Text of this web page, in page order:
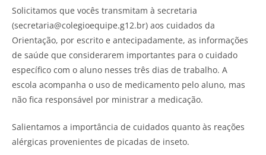
Solicitamos que vocês transmitam à secretaria
(secretaria@colegioequipe.g12.br) aos cuidados da
Orientação, por escrito e antecipadamente, as informações
de saúde que considerarem importantes para o cuidado
específico com o aluno nesses três dias de trabalho. A
escola acompanha o uso de medicamento pelo aluno, mas
não fica responsável por ministrar a medicação.
Salientamos a importância de cuidados quanto às reações
alérgicas provenientes de picadas de inseto.